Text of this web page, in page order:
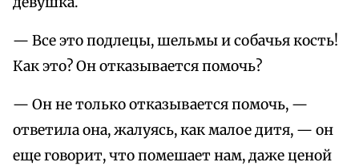
— Все это подлецы, шельмы и собачья кость!
Как это? Он отказывается помочь?
— Он не только отказывается помочь, —
ответила она, жалуясь, как малое дитя, — он
еще говорит, что помешает нам, даже ценой